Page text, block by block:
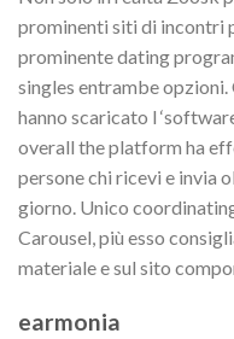
prominenti siti di incontri
prominente dating
singles entrambe
hanno scaricato l
overall the platform ha
persone chi ricevi e invia
giorno. Unico
Carousel, più esso
materiale e sul sito
earmonia